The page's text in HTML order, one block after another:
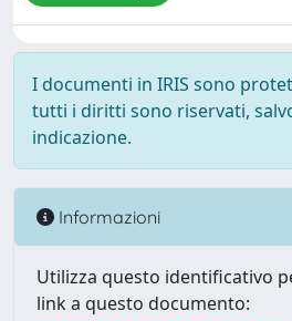
I documenti in IRIS sono
tutti i diritti sono riservati,
indicazione.
Informazioni
Utilizza questo identificativo
link a questo documento: